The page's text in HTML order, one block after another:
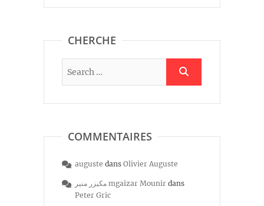
CHERCHE
COMMENTAIRES
auguste dans Olivier Auguste
مكيزر منير mgaizar Mounir dans
Peter Gric